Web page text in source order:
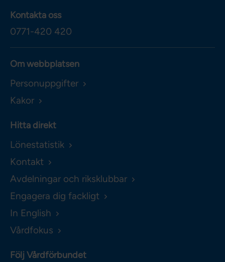
Kontakta oss
0771-420 420
Om webbplatsen
Personuppgifter
Kakor
Hitta direkt
Lönestatistik
Kontakt
Avdelningar och riksklubbar
Engagera dig fackligt
In English
Vårdfokus
Följ Vårdförbundet